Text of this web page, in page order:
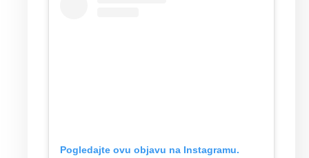
Pogledajte ovu objavu na Instagramu.